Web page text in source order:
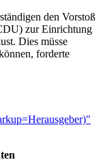
den Vorstoß
zur Einrichtung
Dies müsse
forderte